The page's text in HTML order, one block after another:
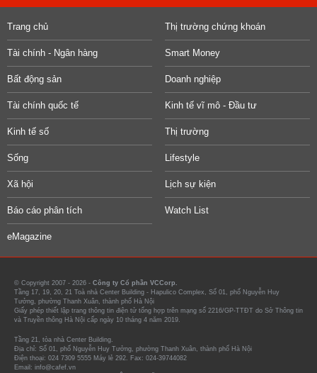
Trang chủ Thị trường chứng khoán
Tài chính - Ngân hàng Smart Money
Bất động sản Doanh nghiệp
Tài chính quốc tế Kinh tế vĩ mô - Đầu tư
Kinh tế số Thị trường
Sống Lifestyle
Xã hội Lịch sự kiện
Báo cáo phân tích Watch List
eMagazine
© Copyright 2007 - 2026 - Công ty Cổ phần VCCorp.
Tầng 17, 19, 20, 21 Toà nhà Center Building - Hapulico Complex, Số 01, phố Nguyễn Huy
Tưởng, phường Thanh Xuân, thành phố Hà Nội
Giấy phép thiết lập trang thông tin điện tử tổng hợp trên mạng số 2216/GP-TTĐT do Sở Thông tin
và Truyền thông Hà Nội cấp ngày 10 tháng 4 năm 2019.
Tầng 21, tòa nhà Center Building.
Địa chỉ: Số 01, phố Nguyễn Huy Tưởng, phường Thanh Xuân, thành phố Hà Nội
Điện thoại: 024 7309 5555 Máy lẻ 292. Fax: 024-39744082
Email: info@cafef.vn